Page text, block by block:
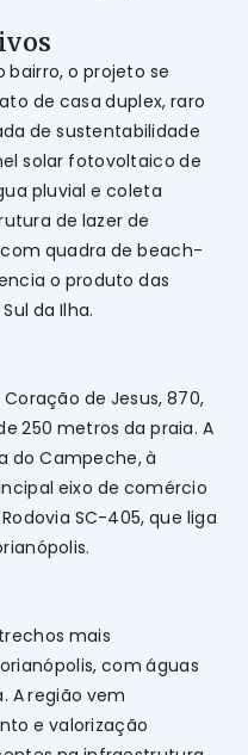
o projeto se
de casa duplex, raro
de sustentabilidade
solar fotovoltaico de
pluvial e coleta
de lazer de
quadra de beach-
o produto das
da Ilha.
de Jesus, 870,
250 metros da praia. A
do Campeche, à
eixo de comércio
SC-405, que liga
mais
com águas
A região vem
e valorização